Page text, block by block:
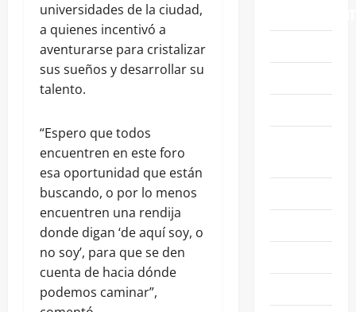
universidades de la ciudad,
a quienes incentivó a
aventurarse para cristalizar
sus sueños y desarrollar su
talento.
“Espero que todos
encuentren en este foro
esa oportunidad que están
buscando, o por lo menos
encuentren una rendija
donde digan ‘de aquí soy, o
no soy’, para que se den
cuenta de hacia dónde
podemos caminar”,